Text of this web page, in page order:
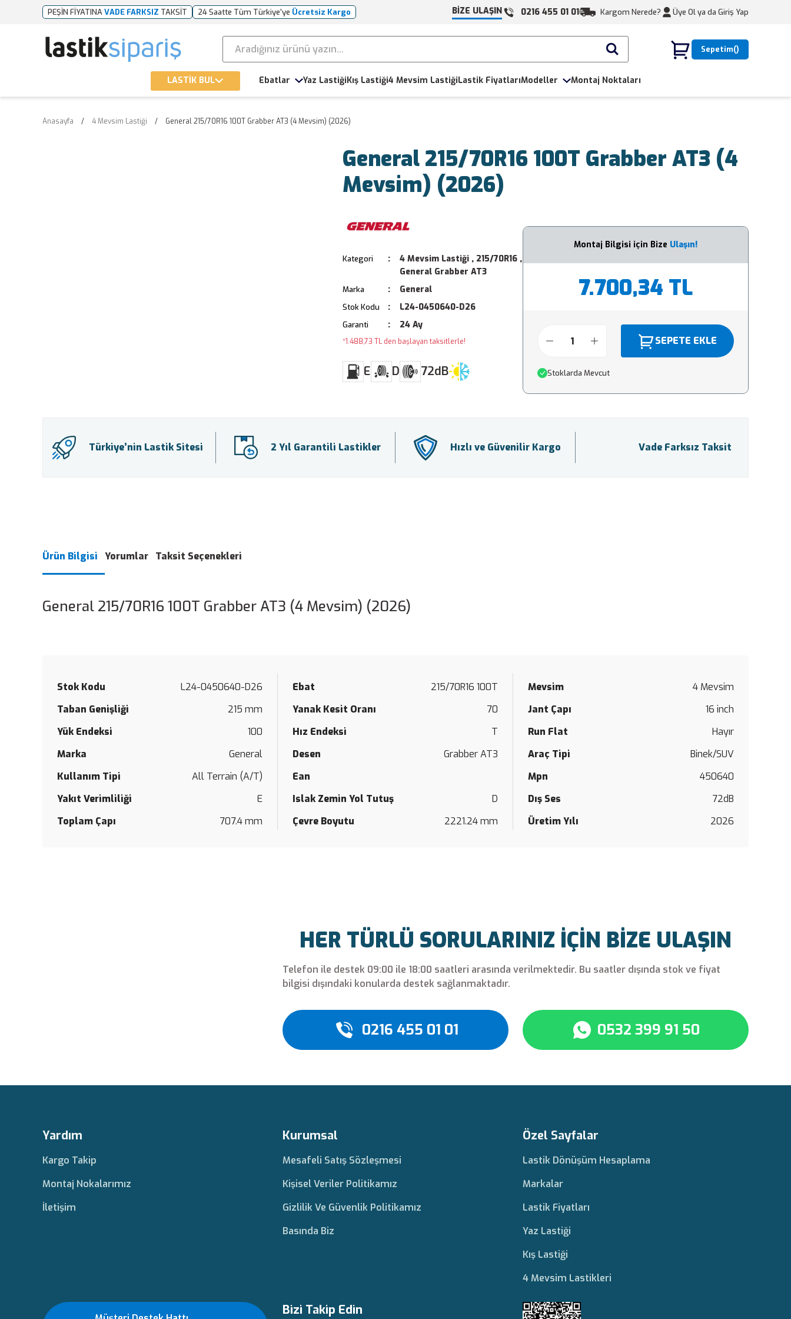
PEŞİN FİYATINAVADE FARKSIZ TAKSİT 24 Saatte Tüm Türkiye'ye Ücretsiz Kargo BİZE ULAŞIN 0216 455 01 01 Kargom Nerede? Üye Ol ya da Giriş Yap
Sepetim
LASTİK BUL Ebatlar Yaz LastiğiKış Lastiği4 Mevsim LastiğiLastik FiyatlarıModeller Montaj Noktaları
Anasayfa 4 Mevsim Lastiği General 215/70R16 100T Grabber AT3 (4 Mevsim) (2026)
General 215/70R16 100T Grabber AT3 (4
Mevsim) (2026)
Kategori 4 Mevsim Lastiği , 215/70R16 ,
General Grabber AT3
Marka General
Stok Kodu L24-0450640-D26
Garanti 24 Ay
*1.488,73 TL den başlayan taksitlerle!
E D 72dB
Montaj Bilgisi için Bize Ulaşın!
7.700,34 TL
SEPETE EKLE
Stoklarda Mevcut
Türkiye’nin Lastik Sitesi 2 Yıl Garantili Lastikler Hızlı ve Güvenilir Kargo Vade Farksız Taksit
Ürün Bilgisi Yorumlar Taksit Seçenekleri
General 215/70R16 100T Grabber AT3 (4 Mevsim) (2026)
Stok Kodu L24-0450640-D26 Ebat 215/70R16 100T Mevsim
4 Mevsim
Taban Genişliği
215 mm Yanak Kesit Oranı 70 Jant Çapı
16 inch
Yük Endeksi
100 Hız Endeksi T Run Flat
Hayır
Marka
General Desen Grabber AT3 Araç Tipi
Binek/SUV
Kullanım Tipi
All Terrain (A/T) Ean Mpn
450640
Yakıt Verimliliği
E Islak Zemin Yol Tutuş D Dış Ses
72dB
Toplam Çapı
707.4 mm Çevre Boyutu 2221.24 mm Üretim Yılı 2026
HER TÜRLÜ SORULARINIZ İÇİN BİZE ULAŞIN
Telefon ile destek 09:00 ile 18:00 saatleri arasında verilmektedir. Bu saatler dışında stok ve fiyat
bilgisi dışındaki konularda destek sağlanmaktadır.
0216 455 01 01 0532 399 91 50
Yardım
Kargo Takip
Montaj Nokalarımız
İletişim
Kurumsal
Mesafeli Satış Sözleşmesi
Kişisel Veriler Politikamız
Gizlilik Ve Güvenlik Politikamız
Basında Biz
Özel Sayfalar
Lastik Dönüşüm Hesaplama
Markalar
Lastik Fiyatları
Yaz Lastiği
Kış Lastiği
4 Mevsim Lastikleri
Bizi Takip Edin